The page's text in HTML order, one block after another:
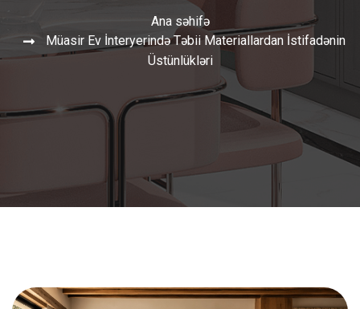
Ana səhifə
Müasir Ev İnteryerində Təbii Materiallardan İstifadənin
Üstünlükləri